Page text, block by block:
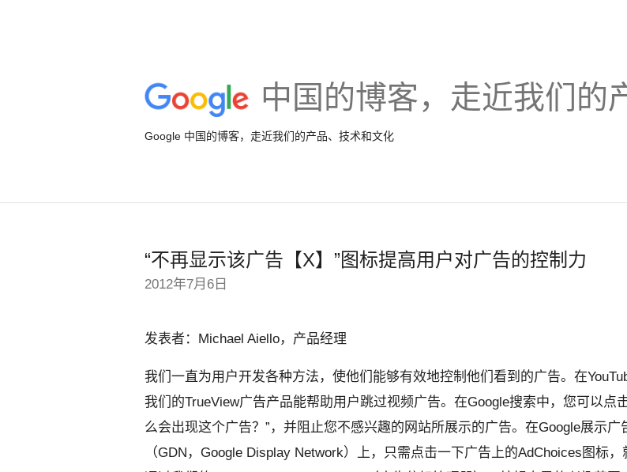
中国的博客，走近我们的
Google 中国的博客，走近我们的产品、技术和文化
“不再显示该广告【X】”图标提高用户对广告的控制力
2012年7月6日
发表者：Michael Aiello，产品经理
我们一直为用户开发各种方法，使他们能够有效地控制他们看到的广告。在
我们的TrueView广告产品能帮助用户跳过视频广告。在Google搜索中，您可以点
么会出现这个广告？”，并阻止您不感兴趣的网站所展示的广告。在Google展示广
（GDN，Google Display Network）上，只需点击一下广告上的AdChoices图标，